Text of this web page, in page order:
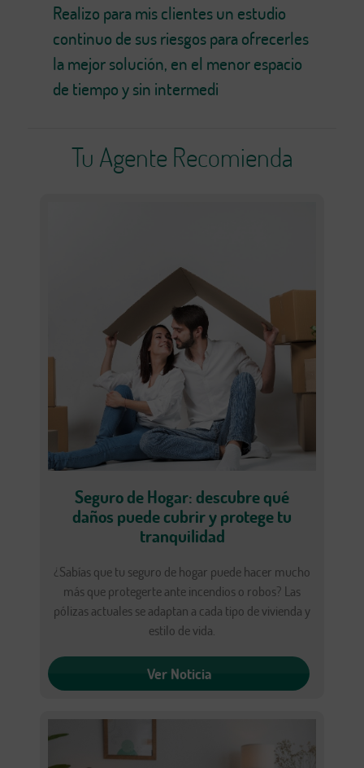
Realizo para mis clientes un estudio
continuo de sus riesgos para ofrecerles
la mejor solución, en el menor espacio
de tiempo y sin intermedi
Tu Agente Recomienda
Seguro de Hogar: descubre qué
daños puede cubrir y protege tu
tranquilidad
¿Sabías que tu seguro de hogar puede hacer mucho
más que protegerte ante incendios o robos? Las
pólizas actuales se adaptan a cada tipo de vivienda y
estilo de vida.
Ver Noticia